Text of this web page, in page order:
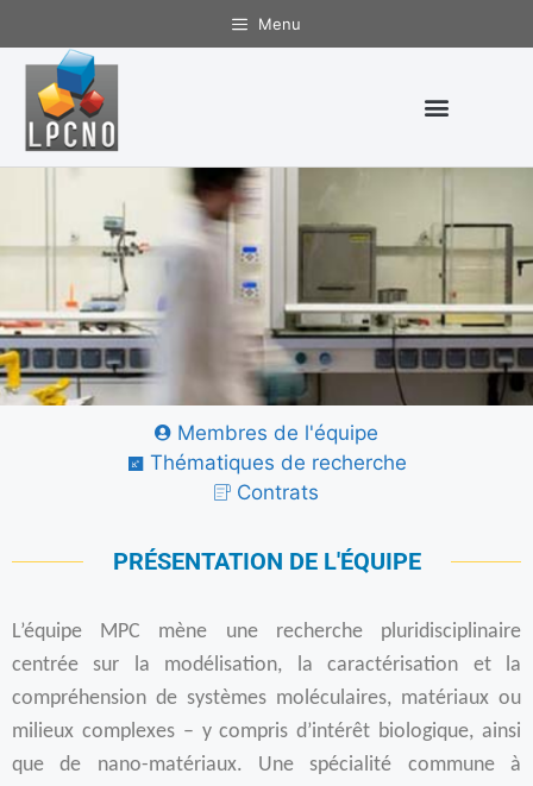
Menu
Modélisation Physique
et Chimique
Membres de l'équipe
Thématiques de recherche
Contrats
PRÉSENTATION DE L'ÉQUIPE
L’équipe MPC mène une recherche pluridisciplinaire
centrée sur la modélisation, la caractérisation et la
compréhension de systèmes moléculaires, matériaux ou
milieux complexes – y compris d’intérêt biologique, ainsi
que de nano-matériaux. Une spécialité commune à